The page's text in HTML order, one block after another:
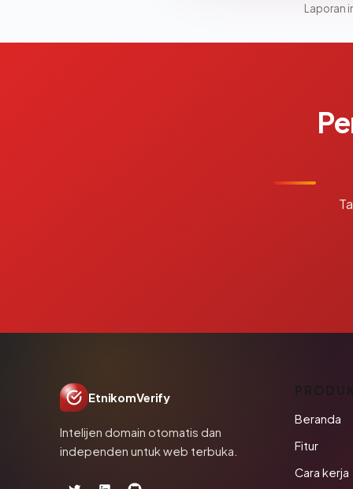
Laporan
EtnikomVerify
Intelijen domain otomatis dan
independen untuk web terbuka.
Beranda
Fitur
Cara kerja